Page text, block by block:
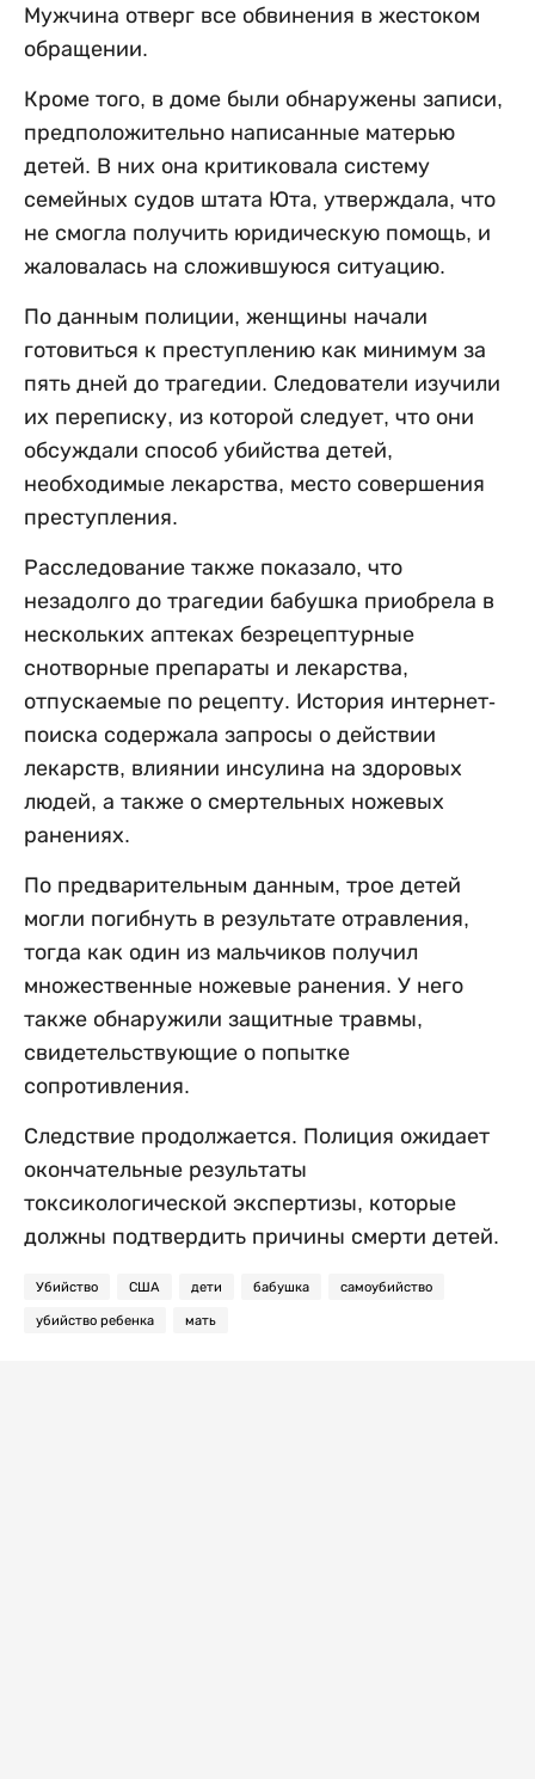
Мужчина отверг все обвинения в жестоком
обращении.
Кроме того, в доме были обнаружены записи,
предположительно написанные матерью
детей. В них она критиковала систему
семейных судов штата Юта, утверждала, что
не смогла получить юридическую помощь, и
жаловалась на сложившуюся ситуацию.
По данным полиции, женщины начали
готовиться к преступлению как минимум за
пять дней до трагедии. Следователи изучили
их переписку, из которой следует, что они
обсуждали способ убийства детей,
необходимые лекарства, место совершения
преступления.
Расследование также показало, что
незадолго до трагедии бабушка приобрела в
нескольких аптеках безрецептурные
снотворные препараты и лекарства,
отпускаемые по рецепту. История интернет-
поиска содержала запросы о действии
лекарств, влиянии инсулина на здоровых
людей, а также о смертельных ножевых
ранениях.
По предварительным данным, трое детей
могли погибнуть в результате отравления,
тогда как один из мальчиков получил
множественные ножевые ранения. У него
также обнаружили защитные травмы,
свидетельствующие о попытке
сопротивления.
Следствие продолжается. Полиция ожидает
окончательные результаты
токсикологической экспертизы, которые
должны подтвердить причины смерти детей.
Убийство США дети бабушка самоубийство
убийство ребенка мать